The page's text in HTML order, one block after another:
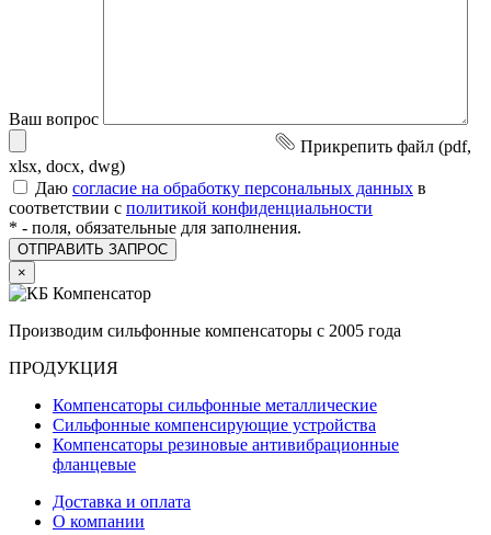
Ваш вопрос
Прикрепить файл (pdf,
xlsx, docx, dwg)
Даю согласие на обработку персональных данных в
соответствии с политикой конфиденциальности
* - поля, обязательные для заполнения.
×
Производим сильфонные компенсаторы с 2005 года
ПРОДУКЦИЯ
Компенсаторы сильфонные металлические
Сильфонные компенсирующие устройства
Компенсаторы резиновые антивибрационные
фланцевые
Доставка и оплата
О компании